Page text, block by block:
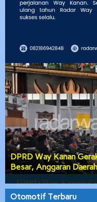
DPRD Way Kanan
Besar, Anggaran
Otomotif Terbaru